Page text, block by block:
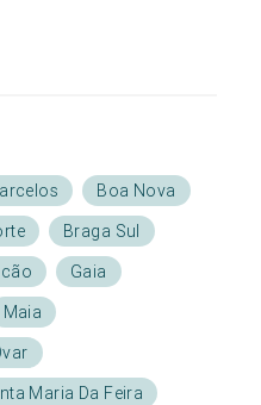
Boa Nova
Braga Sul
Gaia
Maia
Maria Da Feira